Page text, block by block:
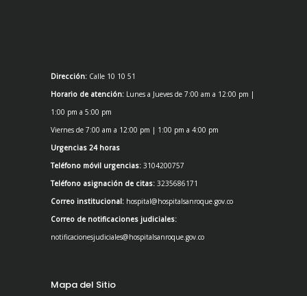
Dirección: Calle 10 10 51
Horario de atención: Lunes a Jueves de 7:00 am a 12:00 pm |
1:00 pm a 5:00 pm
Viernes de 7:00 am a 12:00 pm | 1:00 pm a 4:00 pm
Urgencias 24 horas
Teléfono móvil urgencias: 3104200757
Teléfono asignación de citas: 3235686171
Correo institucional: hospital@hospitalsanroque.gov.co
Correo de notificaciones judiciales:
notificacionesjudiciales@hospitalsanroque.gov.co
Mapa del Sitio